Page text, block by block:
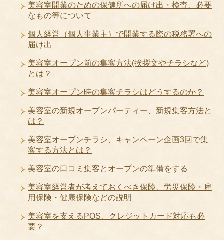
美容室開業のための保健所への届け出・検査、必要
なもの等について
個人経営（個人事業主）で開業する際の税務署への
届け出
美容室オープン前の集客方法(挨拶文やチラシなど)
とは？
美容室オープン時の集客チラシはどうするのか？
美容室の新規オープンパーティー、新規集客方法と
は？
美容室オープンチラシ、キャンペーン企画3回で集
客する方法とは？
美容室の口コミ集客とオープンの準備をする
美容室経営者が考えておくべき保険、労災保険・雇
用保険・健康保険などの説明
美容室を支えるPOS、クレジットカード対応も必
要？